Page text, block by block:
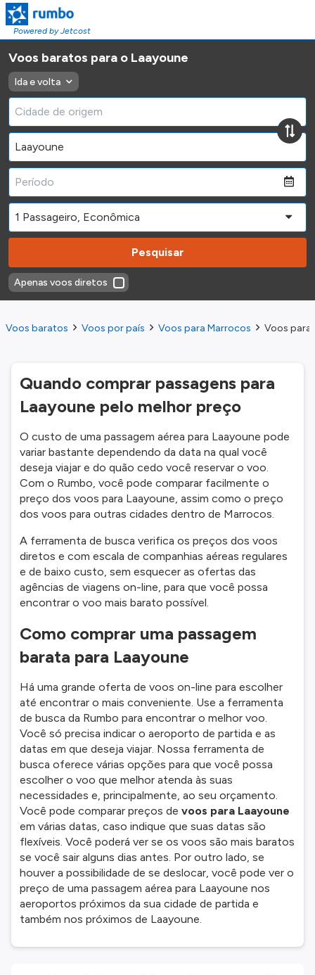
Powered by Jetcost
Voos baratos para o Laayoune
Ida e volta
Pesquisar
Apenas voos diretos
Voos baratos Voos por país Voos para Marrocos Voos para
Quando comprar passagens para
Laayoune pelo melhor preço
O custo de uma passagem aérea para Laayoune pode
variar bastante dependendo da data na qual você
deseja viajar e do quão cedo você reservar o voo.
Com o Rumbo, você pode comparar facilmente o
preço dos voos para Laayoune, assim como o preço
dos voos para outras cidades dentro de Marrocos.
A ferramenta de busca verifica os preços dos voos
diretos e com escala de companhias aéreas regulares
e de baixo custo, sem esquecer as ofertas das
agências de viagens on-line, para que você possa
encontrar o voo mais barato possível.
Como comprar uma passagem
barata para Laayoune
Há uma grande oferta de voos on-line para escolher
até encontrar o mais conveniente. Use a ferramenta
de busca da Rumbo para encontrar o melhor voo.
Você só precisa indicar o aeroporto de partida e as
datas em que deseja viajar. Nossa ferramenta de
busca oferece várias opções para que você possa
escolher o voo que melhor atenda às suas
necessidades e, principalmente, ao seu orçamento.
Você pode comparar preços de voos para Laayoune
em várias datas, caso indique que suas datas são
flexíveis. Você poderá ver se os voos são mais baratos
se você sair alguns dias antes. Por outro lado, se
houver a possibilidade de se deslocar, você pode ver o
preço de uma passagem aérea para Laayoune nos
aeroportos próximos da sua cidade de partida e
também nos próximos de Laayoune.